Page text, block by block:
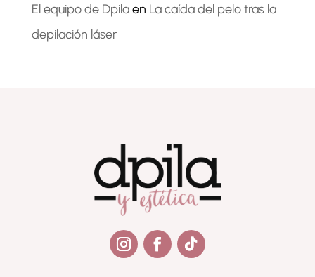
El equipo de Dpilaen La caída del pelo tras la
depilación láser